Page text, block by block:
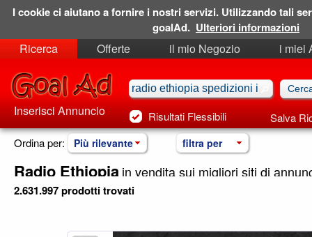
Ricerca Offerte il mio Negozio
i miei
Risultati Flessibili Salva
Inserisci Annuncio
Ordina per: Più rilevante filtra per
Radio Ethiopia in vendita sui migliori siti di
2.631.997 prodotti trovati
I cookie ci aiutano a fornire i nostri servizi. Utilizzando tali
goalAd. Ulteriori informazioni